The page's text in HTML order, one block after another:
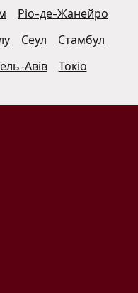
Ріо-де-Жанейро
Сеул
Стамбул
Авів Токіо